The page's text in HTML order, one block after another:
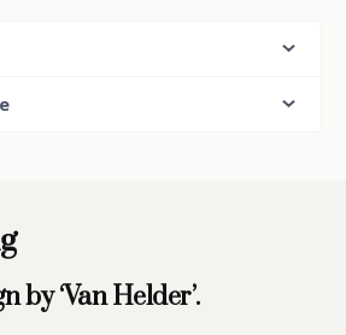
by ‘Van Helder’.